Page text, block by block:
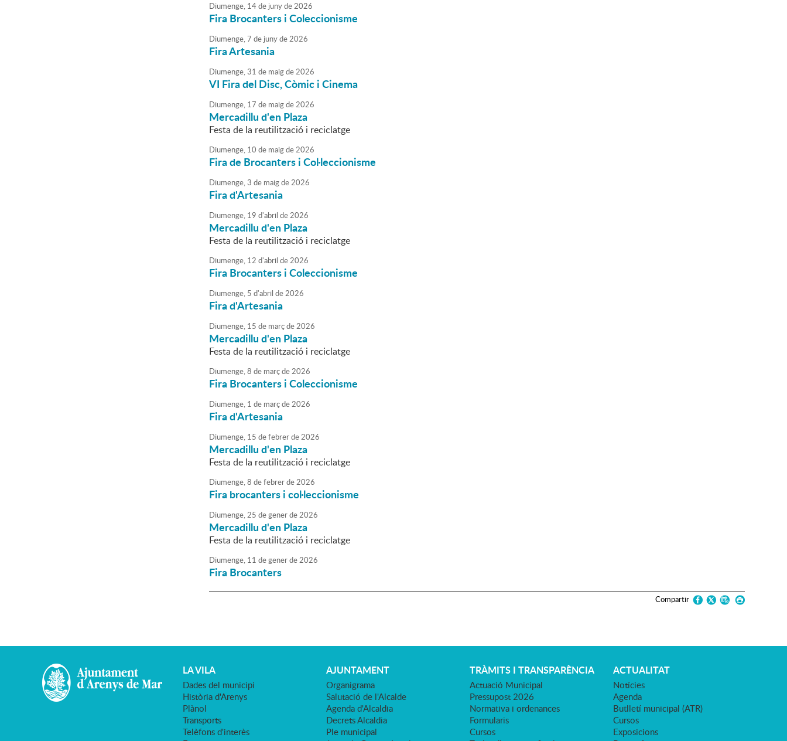
Diumenge, 14de junyde2026
Fira Brocanters i Coleccionisme
Diumenge,7 de junyde2026
Fira Artesania
Diumenge,31 de maigde2026
VI Fira del Disc, Còmic i Cinema
Diumenge, 17 de maigde2026
Mercadillu d'en Plaza
Festa de la reutilització i reciclatge
Diumenge, 10 de maigde2026
Fira de Brocanters i Col·leccionisme
Diumenge,3 de maigde2026
Fira d'Artesania
Diumenge, 19 d'abril de2026
Mercadillu d'en Plaza
Festa de la reutilització i reciclatge
Diumenge, 12 d'abril de2026
Fira Brocanters i Coleccionisme
Diumenge, 5 d'abril de2026
Fira d'Artesania
Diumenge, 15 de marçde2026
Mercadillu d'en Plaza
Festa de la reutilització i reciclatge
Diumenge,8 de marçde2026
Fira Brocanters i Coleccionisme
Diumenge, 1 de marçde2026
Fira d'Artesania
Diumenge, 15 defebrerde2026
Mercadillu d'en Plaza
Festa de la reutilització i reciclatge
Diumenge,8 defebrerde2026
Fira brocanters i col·leccionisme
Diumenge,25 degenerde2026
Mercadillu d'en Plaza
Festa de la reutilització i reciclatge
Diumenge, 11 degenerde2026
Fira Brocanters
Compartir
LA VILA
Dades del municipi
Història d'Arenys
Plànol
Transports
Telèfons d'interès
AJUNTAMENT
Organigrama
Salutació de l'Alcalde
Agenda d'Alcaldia
Decrets Alcaldia
Ple municipal
TRÀMITS I TRANSPARÈNCIA
Actuació Municipal
Pressupost 2026
Normativa i ordenances
Formularis
Cursos
ACTUALITAT
Notícies
Agenda
Butlletí municipal (ATR)
Cursos
Exposicions